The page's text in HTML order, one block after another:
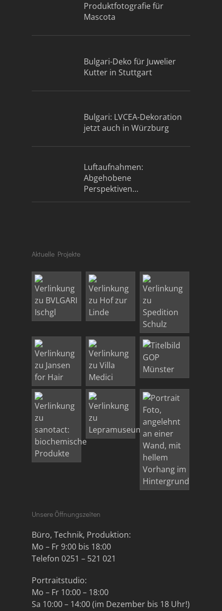
Produktfotografie für
Mascota
Bulgari-Deko für Juwelier
Kutter in Stuttgart
Bulgari: LVCEA-Dekoration
jetzt auch in Würzburg
Luftaufnahmen:
Abgehobene
Perspektiven…
Aktuelle Projekte
Unsere Öffnungszeiten
Büro, Technik, Produktion:
Mo – Fr 9:00 bis 18:00
Telefon 0251 – 521 021
Portraitstudio:
Mo – Fr 10:00 – 18:00
Sa 10:00 – 14:00 (im Dezember bis 18 Uhr!)